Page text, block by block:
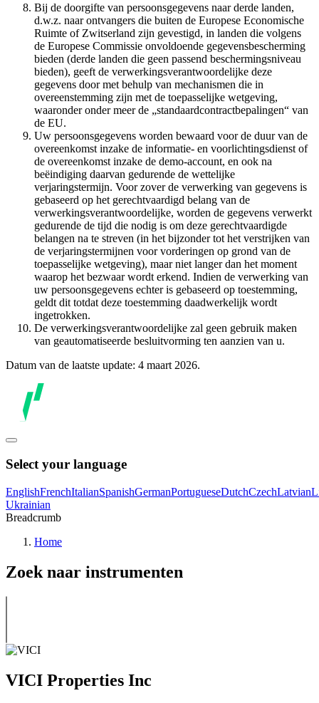
Bij de doorgifte van persoonsgegevens naar derde landen,
d.w.z. naar ontvangers die buiten de Europese Economische
Ruimte of Zwitserland zijn gevestigd, in landen die volgens
de Europese Commissie onvoldoende gegevensbescherming
bieden (derde landen die geen passend beschermingsniveau
bieden), geeft de verwerkingsverantwoordelijke deze
gegevens door met behulp van mechanismen die in
overeenstemming zijn met de toepasselijke wetgeving,
waaronder onder meer de „standaardcontractbepalingen“ van
de EU.
Uw persoonsgegevens worden bewaard voor de duur van de
overeenkomst inzake de informatie- en voorlichtingsdienst of
de overeenkomst inzake de demo-account, en ook na
beëindiging daarvan gedurende de wettelijke
verjaringstermijn. Voor zover de verwerking van gegevens is
gebaseerd op het gerechtvaardigd belang van de
verwerkingsverantwoordelijke, worden de gegevens verwerkt
gedurende de tijd die nodig is om deze gerechtvaardigde
belangen na te streven (in het bijzonder tot het verstrijken van
de verjaringstermijnen voor vorderingen op grond van de
toepasselijke wetgeving), maar niet langer dan het moment
waarop het bezwaar wordt erkend. Indien de verwerking van
uw persoonsgegevens echter is gebaseerd op toestemming,
geldt dit totdat deze toestemming daadwerkelijk wordt
ingetrokken.
De verwerkingsverantwoordelijke zal geen gebruik maken
van geautomatiseerde besluitvorming ten aanzien van u.
Datum van de laatste update: 4 maart 2026.
Select your language
EnglishFrenchItalianSpanishGermanPortugueseDutchCzechLatvian
Ukrainian
Breadcrumb
Home
Zoek naar instrumenten
VICI Properties Inc